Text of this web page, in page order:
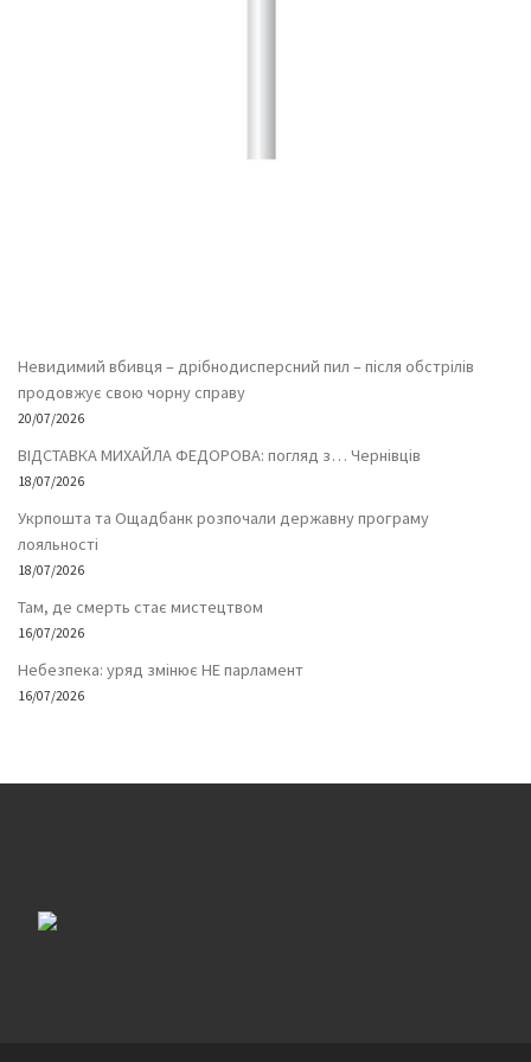
Невидимий вбивця – дрібнодисперсний пил – після обстрілів
продовжує свою чорну справу
20/07/2026
ВІДСТАВКА МИХАЙЛА ФЕДОРОВА: погляд з… Чернівців
18/07/2026
Укрпошта та Ощадбанк розпочали державну програму
лояльності
18/07/2026
Там, де смерть стає мистецтвом
16/07/2026
Небезпека: уряд змінює НЕ парламент
16/07/2026